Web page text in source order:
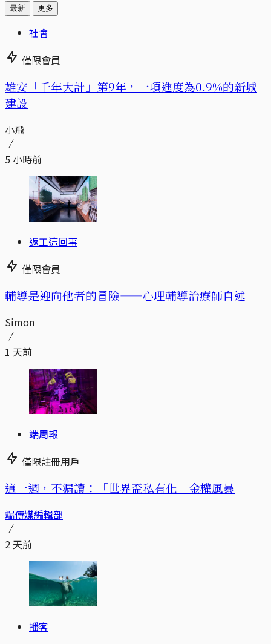
最新 更多
社會
僅限會員
​​雄安「千年大計」第9年，一項進度為0.9%的新城
建設
小飛
5 小時前
返工這回事
僅限會員
輔導是迎向他者的冒險——心理輔導治療師自述
Simon
1 天前
端周報
僅限註冊用戶
這一週，不漏讀：「世界盃私有化」金權風暴
端傳媒編輯部
2 天前
播客